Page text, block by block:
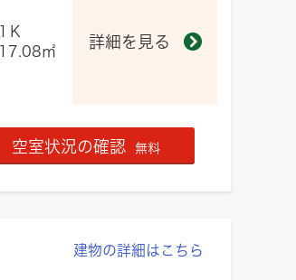
1Ｋ
17.08㎡
詳細を見る
空室状況の確認 無料
建物の詳細はこちら